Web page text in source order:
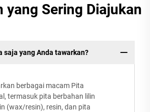
yang Sering Diajukan
saja yang Anda tawarkan?
berbagai macam Pita
termasuk pita berbahan lilin
(wax/resin), resin, dan pita